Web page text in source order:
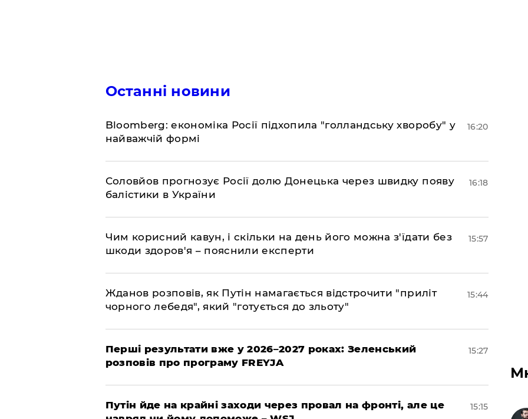
Останні новини
Bloomberg: економіка Росії підхопила "голландську хворобу" у
найважчій формі
16:20
Соловйов прогнозує Росії долю Донецька через швидку появу
балістики в України
16:18
Чим корисний кавун, і скільки на день його можна з'їдати без
шкоди здоров'я – пояснили експерти
15:57
Жданов розповів, як Путін намагається відстрочити "приліт
чорного лебедя", який "готується до зльоту"
15:44
Перші результати вже у 2026–2027 роках: Зеленський
розповів про програму FREYJA
15:27
Путін йде на крайні заходи через провал на фронті, але це
15:15